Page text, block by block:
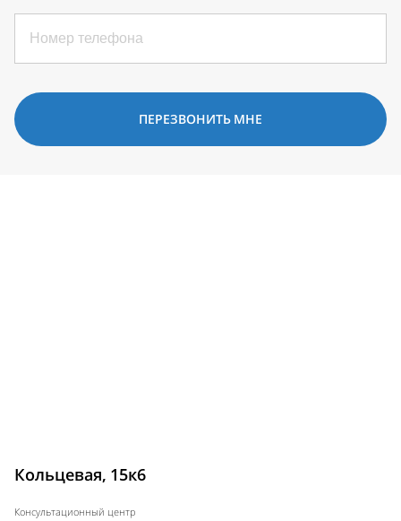
ПЕРЕЗВОНИТЬ МНЕ
Кольцевая, 15к6
Консультационный центр